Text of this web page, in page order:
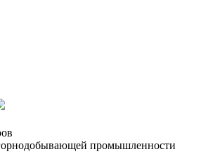
промышленности